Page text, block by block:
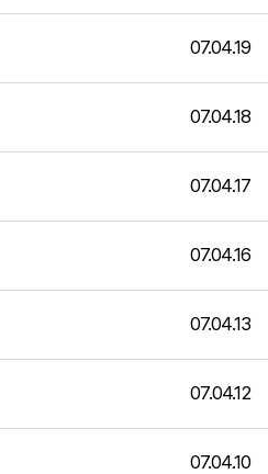
07.04.19
07.04.18
07.04.17
07.04.16
07.04.13
07.04.12
07.04.10